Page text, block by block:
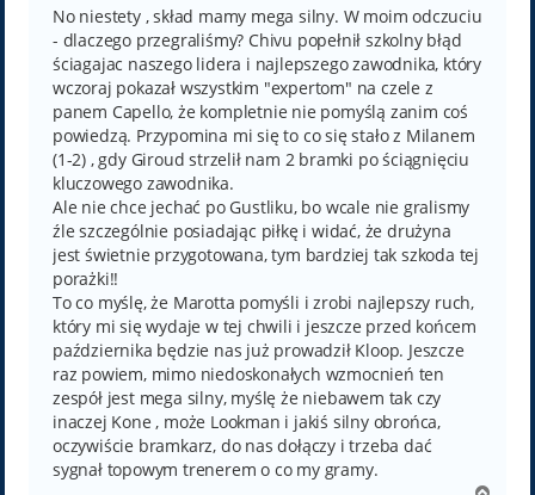
t
No niestety , skład mamy mega silny. W moim odczuciu
- dlaczego przegraliśmy? Chivu popełnił szkolny błąd
ściagajac naszego lidera i najlepszego zawodnika, który
wczoraj pokazał wszystkim "expertom" na czele z
panem Capello, że kompletnie nie pomyślą zanim coś
powiedzą. Przypomina mi się to co się stało z Milanem
(1-2) , gdy Giroud strzelił nam 2 bramki po ściągnięciu
kluczowego zawodnika.
Ale nie chce jechać po Gustliku, bo wcale nie gralismy
źle szczególnie posiadając piłkę i widać, że drużyna
jest świetnie przygotowana, tym bardziej tak szkoda tej
porażki!!
To co myślę, że Marotta pomyśli i zrobi najlepszy ruch,
który mi się wydaje w tej chwili i jeszcze przed końcem
października będzie nas już prowadził Kloop. Jeszcze
raz powiem, mimo niedoskonałych wzmocnień ten
zespół jest mega silny, myślę że niebawem tak czy
inaczej Kone , może Lookman i jakiś silny obrońca,
oczywiście bramkarz, do nas dołączy i trzeba dać
sygnał topowym trenerem o co my gramy.